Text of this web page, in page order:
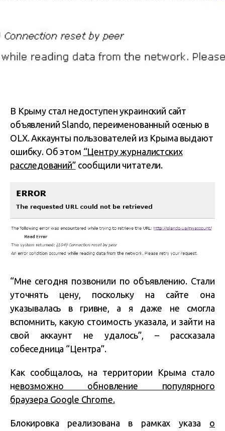
В Крыму стал недоступен украинский сайт
объявлений Slando, переименованный осенью в
OLX. Аккаунты пользователей из Крыма выдают
ошибку. Об этом “Центру журналистских
расследований”сообщили читатели.
“Мне сегодня позвонили по объявлению. Стали
уточнять цену, поскольку на сайте она
указывалась в гривне, а я даже не смогла
вспомнить, какую стоимость указала, и зайти на
свой аккаунт не удалось”, – рассказала
собеседница “Центра”.
Как сообщалось, на территории Крыма стало
невозможно обновление популярного
браузера Google Chrome.
Блокировка реализована в рамках указа о